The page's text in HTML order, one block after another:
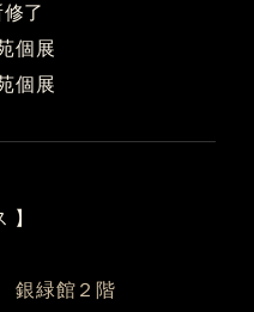
了
個展
個展
】
銀緑館２階